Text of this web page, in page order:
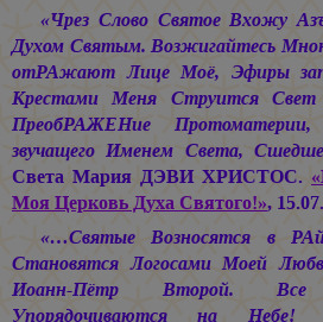
«Чрез Слово Святое Вхожу
Духом Святым. Возжигайтесь
отРАжают Лице Моё, Эфиры
Крестами Меня Струится
ПреобРАЖЕНие
звучащего Именем Света,
Света Мария ДЭВИ ХРИСТОС.
Моя Церковь Духа Святого!»,
«…Святые Возносятся в
Становятся Логосами Моей
Иоанн-Пётр Второй.
Упорядочиваются на Небе!